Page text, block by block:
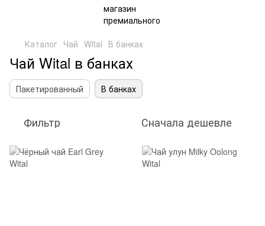
Каталог Чай Wital В банках
Чай Wital в банках
Пакетированный В банках
Фильтр Сначала дешевле